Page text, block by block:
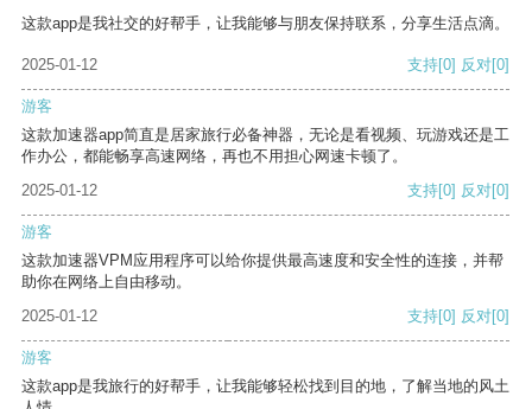
这款app是我社交的好帮手，让我能够与朋友保持联系，分享生活点滴。
2025-01-12 支持[0] 反对[0]
游客
这款加速器app简直是居家旅行必备神器，无论是看视频、玩游戏还是工
作办公，都能畅享高速网络，再也不用担心网速卡顿了。
2025-01-12
支持[0] 反对[0]
游客
这款加速器VPM应用程序可以给你提供最高速度和安全性的连接，并帮
助你在网络上自由移动。
2025-01-12
支持[0] 反对[0]
游客
这款app是我旅行的好帮手，让我能够轻松找到目的地，了解当地的风土